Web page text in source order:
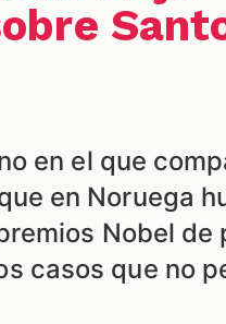
en el que
en Noruega
Nobel de
casos que no